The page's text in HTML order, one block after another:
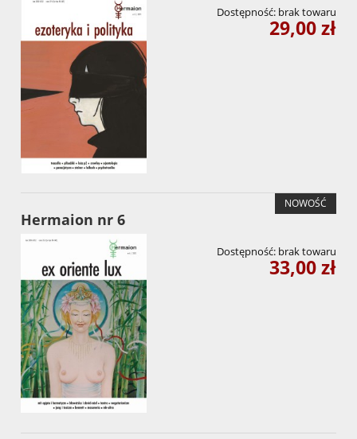
Dostępność: brak towaru
29,00 zł
Hermaion nr 6
Dostępność: brak towaru
33,00 zł
NOWOŚĆ